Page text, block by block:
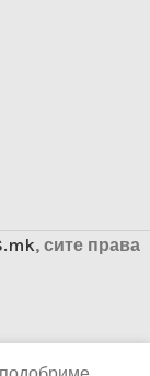
, сите права